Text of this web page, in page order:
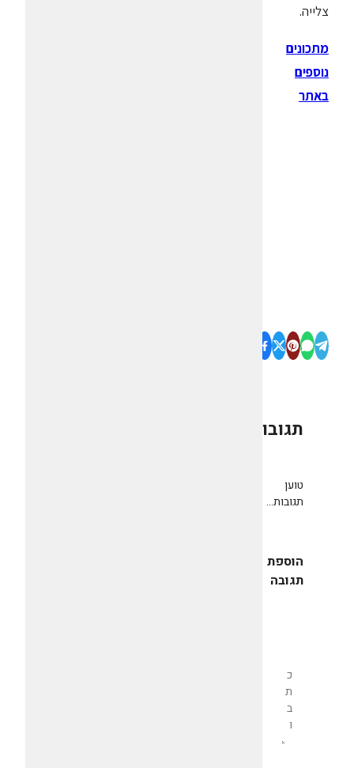
צלייה.
מתכונים
נוספים
באתר
תגובות
טוען
תגובות...
הוספת
תגובה